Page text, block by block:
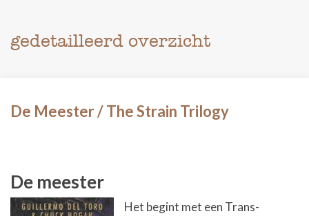
gedetailleerd overzicht
De Meester / The Strain Trilogy
De meester
Het begint met een Trans-